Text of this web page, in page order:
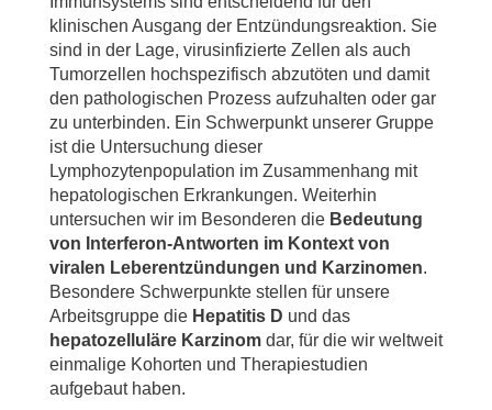
klinischen Ausgang der Entzündungsreaktion. Sie
sind in der Lage, virusinfizierte Zellen als auch
Tumorzellen hochspezifisch abzutöten und damit
den pathologischen Prozess aufzuhalten oder gar
zu unterbinden. Ein Schwerpunkt unserer Gruppe
ist die Untersuchung dieser
Lymphozytenpopulation im Zusammenhang mit
hepatologischen Erkrankungen. Weiterhin
untersuchen wir im Besonderen die Bedeutung
von Interferon-Antworten im Kontext von
viralen Leberentzündungen und Karzinomen.
Besondere Schwerpunkte stellen für unsere
Arbeitsgruppe die Hepatitis D und das
hepatozelluläre Karzinom dar, für die wir weltweit
einmalige Kohorten und Therapiestudien
aufgebaut haben.